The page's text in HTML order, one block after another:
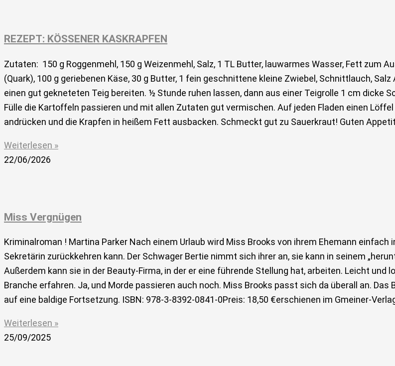
REZEPT: KÖSSENER KASKRAPFEN
Zutaten: 150 g Roggenmehl, 150 g Weizenmehl, Salz, 1 TL Butter, lauwarmes Wasser, Fett zum
(Quark), 100 g geriebenen Käse, 30 g Butter, 1 fein geschnittene kleine Zwiebel, Schnittlauch,
einen gut gekneteten Teig bereiten. ½ Stunde ruhen lassen, dann aus einer Teigrolle 1 cm dicke
Fülle die Kartoffeln passieren und mit allen Zutaten gut vermischen. Auf jeden Fladen einen
andrücken und die Krapfen in heißem Fett ausbacken. Schmeckt gut zu Sauerkraut! Guten
Weiterlesen »
22/06/2026
Miss Vergnügen
Kriminalroman ! Martina Parker Nach einem Urlaub wird Miss Brooks von ihrem Ehemann
Sekretärin zurückkehren kann. Der Schwager Bertie nimmt sich ihrer an, sie kann in seinem
Außerdem kann sie in der Beauty-Firma, in der er eine führende Stellung hat, arbeiten. Leicht und
Branche erfahren. Ja, und Morde passieren auch noch. Miss Brooks passt sich da überall an.
auf eine baldige Fortsetzung. ISBN: 978-3-8392-0841-0Preis: 18,50 €erschienen im Gmeiner-
Weiterlesen »
25/09/2025